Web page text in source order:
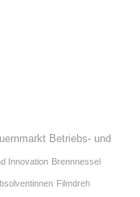
Betriebs- und
Innovation Brennnessel
Filmdreh